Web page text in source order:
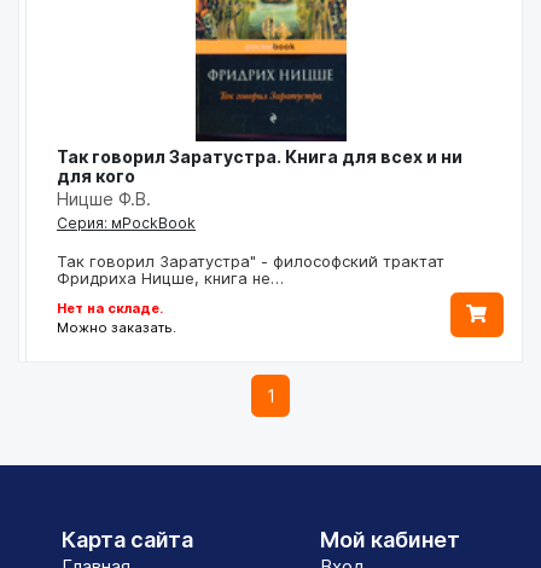
Так говорил Заратустра. Книга для всех и ни
для кого
Ницше Ф.В.
Серия: мPockBook
Так говорил Заратустра" - философский трактат
Фридриха Ницше, книга не…
Нет на складе.
Можно заказать.
1
Карта сайта Мой кабинет